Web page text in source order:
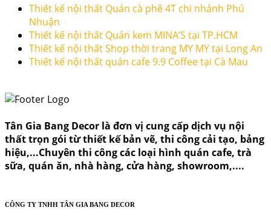
Thiết kế nội thất Quán cà phê 4T chi nhánh Phú
Nhuận
Thiết kế nội thất Quán kem MINA’S tại TP.HCM
Thiết kế nội thất Shop thời trang MY MY tại Long An
Thiết kế nội thất quán cafe 9.9 Coffee tại Cà Mau
Tân Gia Bang Decor là đơn vị cung cấp dịch vụ nội
thất trọn gói từ thiết kế bản vẽ, thi công cải tạo, bảng
hiệu,...Chuyên thi công các loại hình quán cafe, trà
sữa, quán ăn, nhà hàng, cửa hàng, showroom,....
CÔNG TY TNHH TÂN GIA BANG DECOR